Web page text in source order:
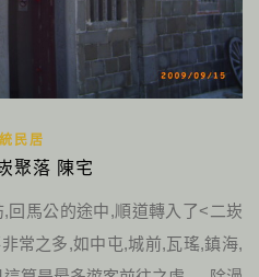
民居
聚落 陳宅
回馬公的途中,順道轉入了<二崁
常之多,如中屯,城前,瓦瑤,鎮海,